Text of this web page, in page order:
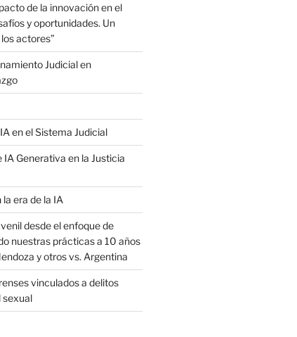
de la innovación en el
y oportunidades. Un
actores”
Judicial en
en el Sistema Judicial
Generativa en la Justicia
era de la IA
desde el enfoque de
nuestras prácticas a 10 años
y otros vs. Argentina
vinculados a delitos
sexual